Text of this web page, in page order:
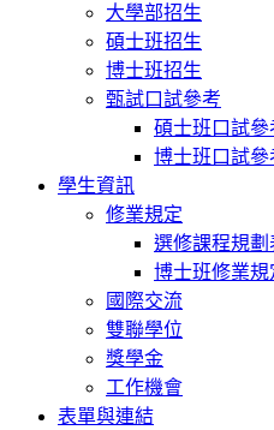
大學部招生
碩士班招生
博士班招生
甄試口試參考
碩士班口試參
博士班口試參
學生資訊
修業規定
選修課程規劃
博士班修業規
國際交流
雙聯學位
獎學金
工作機會
表單與連結